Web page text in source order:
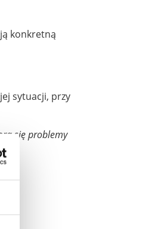
konkretną
sytuacji, przy
się problemy